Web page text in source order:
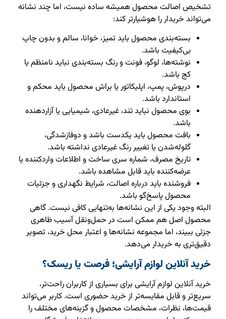
تشخیص اصالت محصول همیشه ساده نیست، اما چند نشانه
می‌تواند خریدار را هوشیارتر کند:
بسته‌بندی محصول باید تمیز، خوانا، سالم و بدون چاپ
بی‌کیفیت باشد.
نوشته‌ها، لوگو، فونت و رنگ بسته‌بندی نباید نامنظم یا
کج باشد.
درپوش، پمپ، اپلیکاتور یا براش محصول باید محکم و
استاندارد باشد.
بوی محصول نباید تند، غیرعادی، شیمیایی یا آزاردهنده
باشد.
بافت محصول باید یکدست باشد و دوفازشدگی،
گلوله‌شدن یا تغییر رنگ غیرعادی نداشته باشد.
تاریخ مصرف، شماره سری ساخت و اطلاعات واردکننده یا
عرضه‌کننده باید قابل مشاهده باشد.
فروشنده باید درباره اصالت، شرایط نگهداری و جزئیات
محصول پاسخ‌گو باشد.
البته وجود یکی از این نشانه‌ها به‌تنهایی کافی نیست. گاهی
محصول اصل هم ممکن است در حمل‌ونقل آسیب ظاهری
جزئی ببیند، اما مجموعه نشانه‌ها و اعتبار محل خرید، تصویر
دقیق‌تری به خریدار می‌دهد.
خرید آنلاین لوازم آرایشی؛ فرصت یا ریسک؟
خرید آنلاین لوازم آرایشی برای بسیاری از کاربران راحت‌تر،
سریع‌تر و قابل مقایسه‌تر از خرید حضوری است. کاربر می‌تواند
قیمت‌ها، نظرات، مشخصات محصول و گزینه‌های مختلف را